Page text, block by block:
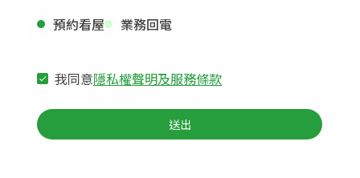
預約看屋 業務回電
我同意隱私權聲明及服務條款
送出